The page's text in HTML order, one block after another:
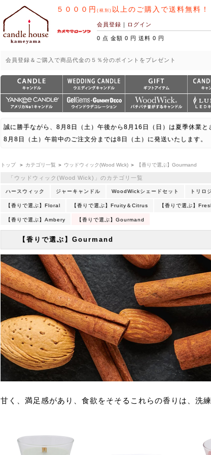
５０００円 (税別) 以上のご購入で送料無料！
会員登録 ｜ ログイン
0 点 金額 0 円 送料 0 円
会員登録＆ご購入で商品代金の５％分のポイントをプレゼント
誠に勝手ながら、8月8日（土）午後から8月16日（日）は夏季休業と
8月8日（土）午前中のご注文分までは8日（土）に発送いたします。
トップ＞ カテゴリ一覧 ＞ ウッドウィック(Wood Wick) ＞ 【香りで選ぶ】Gourmand
「ウッドウィック(Wood Wick)」のカテゴリ一覧
ハースウィック ジャーキャンドル WoodWickシェードセット トリロ
【香りで選ぶ】Floral 【香りで選ぶ】Fruity＆Citrus 【香りで選ぶ】
【香りで選ぶ】Ambery 【香りで選ぶ】Gourmand
【香りで選ぶ】Gourmand
甘く、満足感があり、食欲をそそるこれらの香りは、洗